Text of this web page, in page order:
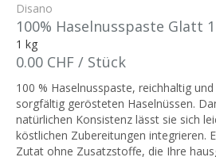
Disano
100% Haselnusspaste Glatt
1 kg
0.00 CHF / Stück
100 % Haselnusspaste, reichhaltig
sorgfältig gerösteten Haselnüssen.
natürlichen Konsistenz lässt sie sich
köstlichen Zubereitungen integrieren.
Zutat ohne Zusatzstoffe, die Ihre